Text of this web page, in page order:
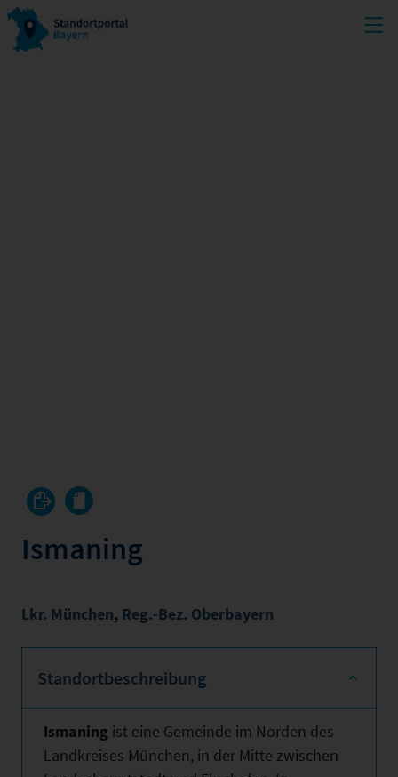
Ismaning
Lkr. München, Reg.-Bez. Oberbayern
Standortbeschreibung
Ismaning ist eine Gemeinde im Norden des
Landkreises München, in der Mitte zwischen